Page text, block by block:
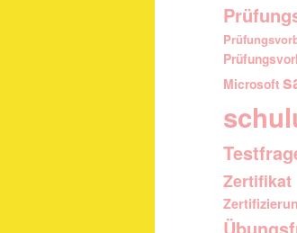
Microsoft
Zertifikat